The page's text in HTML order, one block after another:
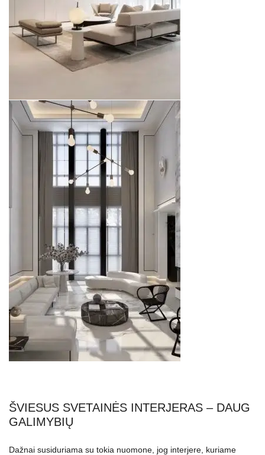
ŠVIESUS SVETAINĖS INTERJERAS – DAUG
GALIMYBIŲ
Dažnai susiduriama su tokia nuomone, jog interjere, kuriame